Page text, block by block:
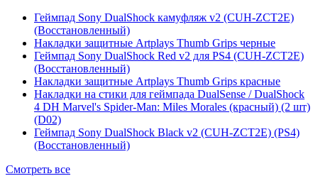
Геймпад Sony DualShock камуфляж v2 (CUH-ZCT2E)
(Восстановленный)
Накладки защитные Artplays Thumb Grips черные
Геймпад Sony DualShock Red v2 для PS4 (CUH-ZCT2E)
(Восстановленный)
Накладки защитные Artplays Thumb Grips красные
Накладки на стики для геймпада DualSense / DualShock
4 DH Marvel's Spider-Man: Miles Morales (красный) (2 шт)
(D02)
Геймпад Sony DualShock Black v2 (CUH-ZCT2E) (PS4)
(Восстановленный)
Смотреть все